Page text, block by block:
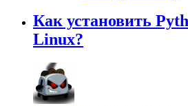
Как установить
Linux?